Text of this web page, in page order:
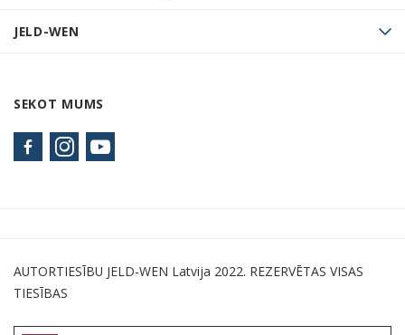
JELD-WEN
SEKOT MUMS
AUTORTIESĪBU JELD-WEN Latvija 2022. REZERVĒTAS VISAS
TIESĪBAS